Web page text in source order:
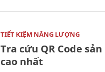
TIẾT KIỆM NĂNG LƯỢNG
Tra cứu QR Code
cao nhất